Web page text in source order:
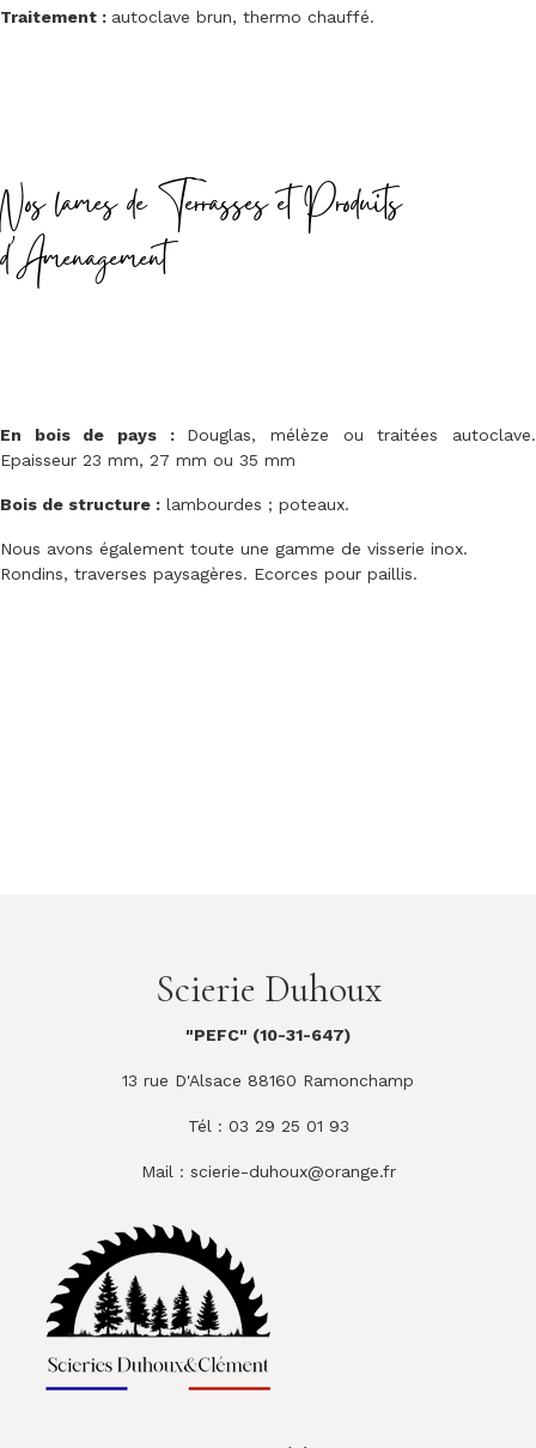
Traitement : autoclave brun, thermo chauffé.
Nos lames de Terrasses et Produits
d'Amenagement
En bois de pays : Douglas, mélèze ou traitées autoclave.
Epaisseur 23 mm, 27 mm ou 35 mm
Bois de structure : lambourdes ; poteaux.
Nous avons également toute une gamme de visserie inox.
Rondins, traverses paysagères. Ecorces pour paillis.
Scierie Duhoux
"PEFC" (10-31-647)
13 rue D'Alsace 88160 Ramonchamp
Tél : 03 29 25 01 93
Mail : scierie-duhoux@orange.fr